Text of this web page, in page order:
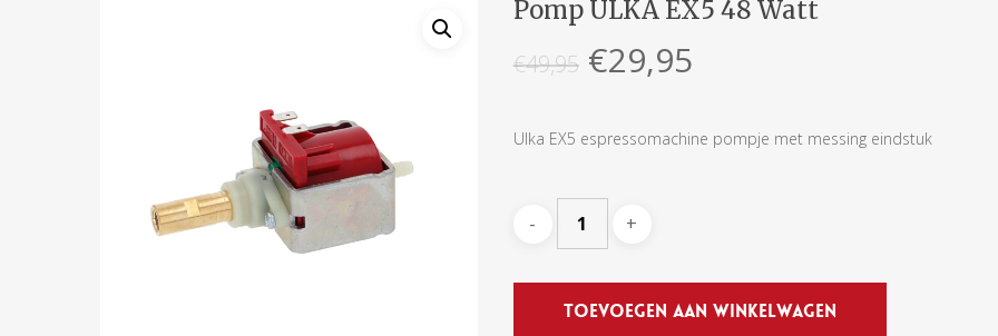
Pomp ULKA EX5 48 Watt
€49,95 Oorspronkelijke
prijs
was:
€49,95.
€29,95Huidige
is:
€29,95.
Ulka EX5 espressomachine pompje met messing eindstuk
Toevoegen Aan Winkelwagen